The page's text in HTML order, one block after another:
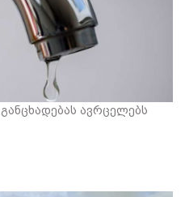
ავრცელებს